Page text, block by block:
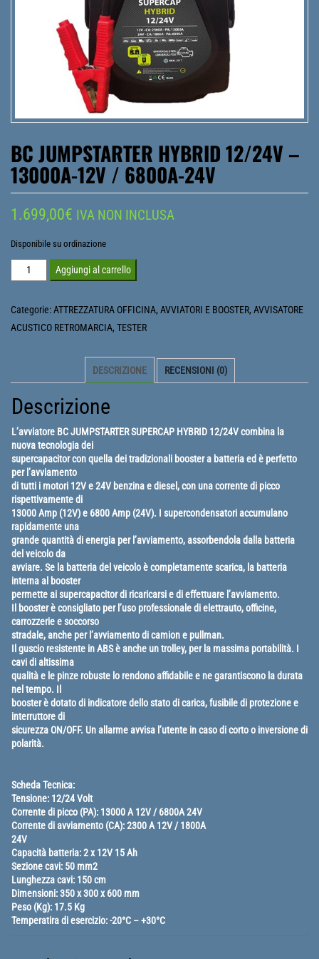
BC JUMPSTARTER HYBRID 12/24V –
13000A-12V / 6800A-24V
1.699,00€ IVA NON INCLUSA
Disponibile su ordinazione
Jumpstarter
6800A-
24V
quantità
Aggiungi al carrello
Categorie:ATTREZZATURA OFFICINA, AVVIATORI E BOOSTER, AVVISATORE
ACUSTICO RETROMARCIA, TESTER
DESCRIZIONE RECENSIONI (0)
Descrizione
L’avviatore BC JUMPSTARTER SUPERCAP HYBRID 12/24V combina la
nuova tecnologia dei
supercapacitor con quella dei tradizionali booster a batteria ed è perfetto
per l’avviamento
di tutti i motori 12V e 24V benzina e diesel, con una corrente di picco
rispettivamente di
13000 Amp (12V) e 6800 Amp (24V). I supercondensatori accumulano
rapidamente una
grande quantità di energia per l’avviamento, assorbendola dalla batteria
del veicolo da
avviare. Se la batteria del veicolo è completamente scarica, la batteria
interna al booster
permette ai supercapacitor di ricaricarsi e di effettuare l’avviamento.
Il booster è consigliato per l’uso professionale di elettrauto, officine,
carrozzerie e soccorso
stradale, anche per l’avviamento di camion e pullman.
Il guscio resistente in ABS è anche un trolley, per la massima portabilità. I
cavi di altissima
qualità e le pinze robuste lo rendono affidabile e ne garantiscono la durata
nel tempo. Il
booster è dotato di indicatore dello stato di carica, fusibile di protezione e
interruttore di
sicurezza ON/OFF. Un allarme avvisa l’utente in caso di corto o inversione di
polarità.
Scheda Tecnica:
Tensione: 12/24 Volt
Corrente di picco (PA): 13000 A 12V / 6800A 24V
Corrente di avviamento (CA): 2300 A 12V / 1800A
24V
Capacità batteria: 2 x 12V 15 Ah
Sezione cavi: 50 mm2
Lunghezza cavi: 150 cm
Dimensioni: 350 x 300 x 600 mm
Peso (Kg): 17.5 Kg
Temperatira di esercizio: -20°C – +30°C